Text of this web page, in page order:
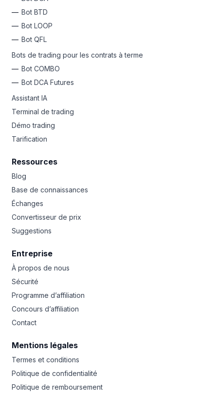
Bot BTD
Bot LOOP
Bot QFL
Bots de trading pour les contrats à terme
Bot COMBO
Bot DCA Futures
Assistant IA
Terminal de trading
Démo trading
Tarification
Ressources
Blog
Base de connaissances
Échanges
Convertisseur de prix
Suggestions
Entreprise
À propos de nous
Sécurité
Programme d’affiliation
Concours d’affiliation
Contact
Mentions légales
Termes et conditions
Politique de confidentialité
Politique de remboursement